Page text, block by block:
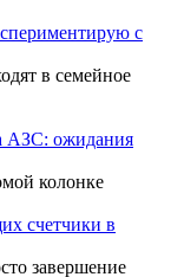
с
в семейное
АЗС: ожидания
колонке
счетчики в
завершение